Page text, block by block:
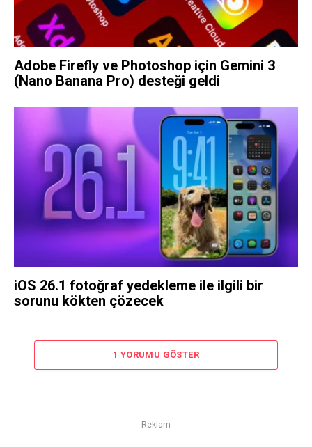
Adobe Firefly ve Photoshop için Gemini 3
(Nano Banana Pro) desteği geldi
iOS 26.1 fotoğraf yedekleme ile ilgili bir
sorunu kökten çözecek
1 YORUMU GÖSTER
Reklam